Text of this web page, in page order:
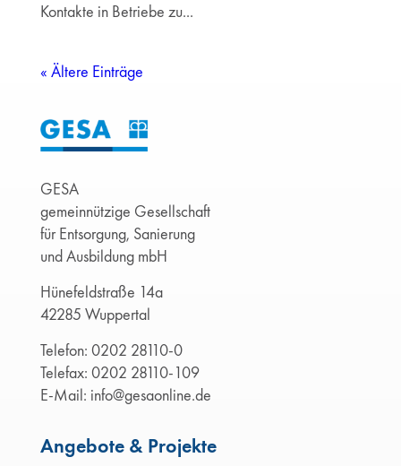
Kontakte in Betriebe zu...
« Ältere Einträge
GESA
gemeinnützige Gesellschaft
für Entsorgung, Sanierung
und Ausbildung mbH
Hünefeldstraße 14a
42285 Wuppertal
Telefon: 0202 28110-0
Telefax: 0202 28110-109
E-Mail: info@gesaonline.de
Angebote & Projekte